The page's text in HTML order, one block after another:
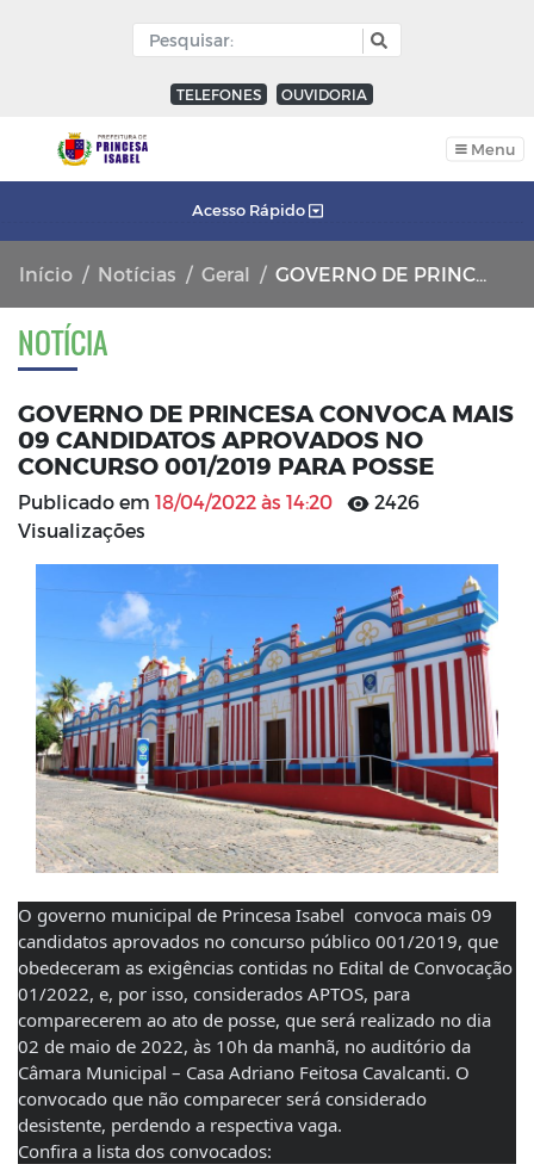
TELEFONES OUVIDORIA
Menu
Acesso Rápido
Início Notícias Geral GOVERNO DE PRINCESA CONVOCA MAIS 09 CANDIDATOS APROVADOS NO CONCURSO 001/2019 PARA POSSE
NOTÍCIA
GOVERNO DE PRINCESA CONVOCA MAIS
09 CANDIDATOS APROVADOS NO
CONCURSO 001/2019 PARA POSSE
Publicado em 18/04/2022 às 14:20
2426
Visualizações
O governo municipal de Princesa Isabel  convoca mais 09
candidatos aprovados no concurso público 001/2019, que
obedeceram as exigências contidas no Edital de Convocação
01/2022, e, por isso, considerados APTOS, para
comparecerem ao ato de posse, que será realizado no dia
02 de maio de 2022, às 10h da manhã, no auditório da
Câmara Municipal – Casa Adriano Feitosa Cavalcanti. O
convocado que não comparecer será considerado
desistente, perdendo a respectiva vaga.
Confira a lista dos convocados: